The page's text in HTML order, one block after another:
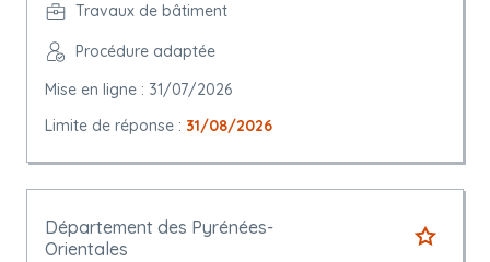
Travaux de bâtiment
Procédure adaptée
Mise en ligne : 31/07/2026
Limite de réponse : 31/08/2026
Département des Pyrénées-
Orientales